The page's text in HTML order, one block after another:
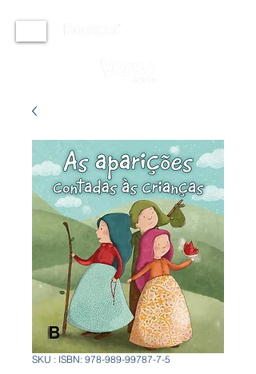
SKU : ISBN: 978-989-99787-7-5